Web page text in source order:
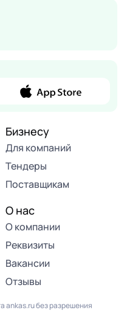
Бизнесу
Для компаний
Тендеры
Поставщикам
О нас
О компании
Реквизиты
Вакансии
Отзывы
ankas.ru без разрешения